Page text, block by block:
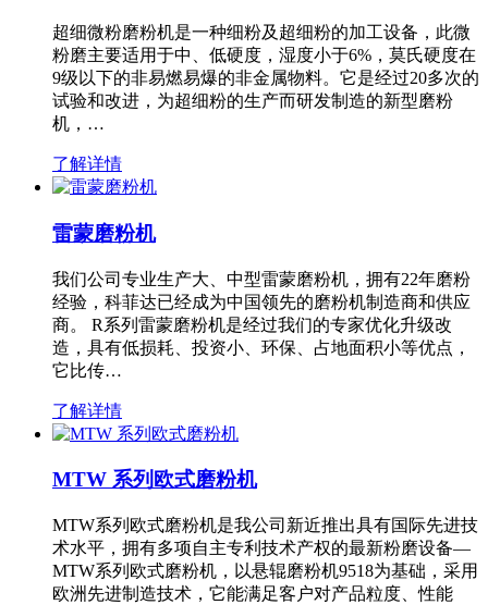
超细微粉磨粉机是一种细粉及超细粉的加工设备，此微
粉磨主要适用于中、低硬度，湿度小于6%，莫氏硬度在
9级以下的非易燃易爆的非金属物料。它是经过20多次的
试验和改进，为超细粉的生产而研发制造的新型磨粉
机，…
了解详情
雷蒙磨粉机
我们公司专业生产大、中型雷蒙磨粉机，拥有22年磨粉
经验，科菲达已经成为中国领先的磨粉机制造商和供应
商。 R系列雷蒙磨粉机是经过我们的专家优化升级改
造，具有低损耗、投资小、环保、占地面积小等优点，
它比传…
了解详情
MTW 系列欧式磨粉机
MTW系列欧式磨粉机是我公司新近推出具有国际先进技
术水平，拥有多项自主专利技术产权的最新粉磨设备—
MTW系列欧式磨粉机，以悬辊磨粉机9518为基础，采用
欧洲先进制造技术，它能满足客户对产品粒度、性能